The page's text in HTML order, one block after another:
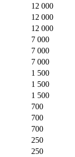
12 000
12 000
12 000
7 000
7 000
7 000
1 500
1 500
1 500
700
700
700
250
250